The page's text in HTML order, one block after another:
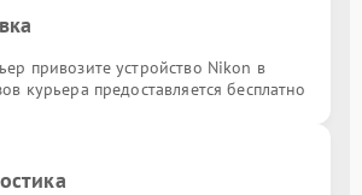
привозите устройство Nikon в
курьера предоставляется бесплатно